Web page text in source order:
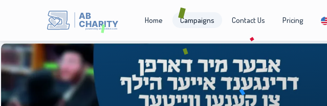
AB
CHARITY
powerd by ahblicklive.com
Home Campaigns Contact Us Pricing